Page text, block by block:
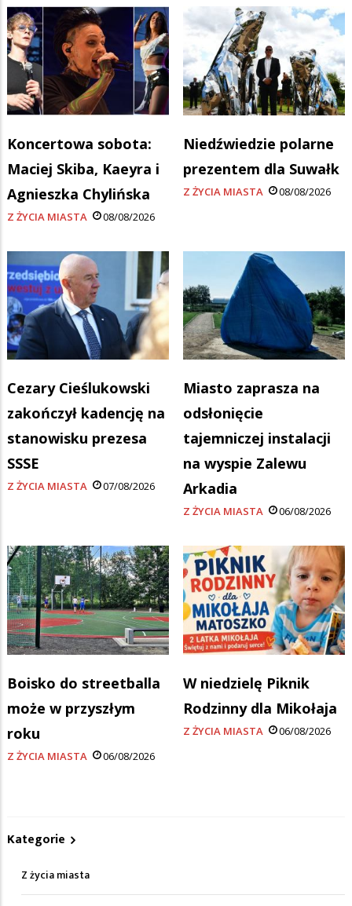
Koncertowa sobota:
Maciej Skiba, Kaeyra i
Agnieszka Chylińska
Z ŻYCIA MIASTA 08/08/2026
Niedźwiedzie polarne
prezentem dla Suwałk
Z ŻYCIA MIASTA 08/08/2026
Cezary Cieślukowski
zakończył kadencję na
stanowisku prezesa
SSSE
Z ŻYCIA MIASTA 07/08/2026
Miasto zaprasza na
odsłonięcie
tajemniczej instalacji
na wyspie Zalewu
Arkadia
Z ŻYCIA MIASTA 06/08/2026
Boisko do streetballa
może w przyszłym
roku
Z ŻYCIA MIASTA 06/08/2026
W niedzielę Piknik
Rodzinny dla Mikołaja
Z ŻYCIA MIASTA 06/08/2026
Kategorie
Z życia miasta